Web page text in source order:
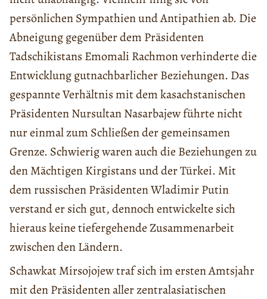
persönlichen Sympathien und Antipathien ab. Die
Abneigung gegenüber dem Präsidenten
Tadschikistans Emomali Rachmon verhinderte die
Entwicklung gutnachbarlicher Beziehungen. Das
gespannte Verhältnis mit dem kasachstanischen
Präsidenten Nursultan Nasarbajew führte nicht
nur einmal zum Schließen der gemeinsamen
Grenze. Schwierig waren auch die Beziehungen zu
den Mächtigen Kirgistans und der Türkei. Mit
dem russischen Präsidenten Wladimir Putin
verstand er sich gut, dennoch entwickelte sich
hieraus keine tiefergehende Zusammenarbeit
zwischen den Ländern.
Schawkat Mirsojojew traf sich im ersten Amtsjahr
mit den Präsidenten aller zentralasiatischen